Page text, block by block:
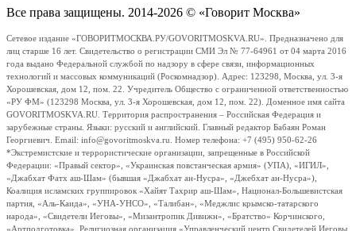
Все права защищены. 2014-2026 © «Говорит Москва»
Сетевое издание «ГОВОРИТМОСКВА.РУ/GOVORITMOSKVA.RU». Предназначено для
лиц старше 16 лет. Свидетельство о регистрации СМИ Эл № 77-64961 от 04 марта 2016
года выдано Федеральной службой по надзору в сфере связи, информационных
технологий и массовых коммуникаций (Роскомнадзор). Адрес: 123298, Москва, ул. 3-я
Хорошевская, дом 12, пом. 22. Учредитель Общество с ограниченной ответственностью
«РУ ФМ» (123298 Москва, ул. 3-я Хорошевская, дом 12, пом. 22). Доменное имя сайта
GOVORITMOSKVA.RU. Территория распространения – Российская Федерация и
зарубежные страны. Языки: русский и английский. Главный редактор Бабаян Роман
Георгиевич. Email: info@govoritmoskva.ru. Номер телефона: +7 (495) 950-62-26
*Экстремистские и террористические организации, запрещенные в Российской
Федерации: «Правый сектор», «Украинская повстанческая армия» (УПА), «ИГИЛ»,
«Джабхат Фатх аш-Шам» (бывшая «Джабхат ан-Нусра», «Джебхат ан-Нусра»),
Коалиция исламских группировок «Хайят Тахрир аш-Шам», Национал-Большевистская
партия, «Аль-Каида», «УНА-УНСО», «Талибан», «Меджлис крымско-татарского
народа», «Свидетели Иеговы», «Мизантропик Дивижн», «Братство» Корчинского,
«Артподготовка», Религиозная организация «Управленческий центр Свидетелей Иеговы